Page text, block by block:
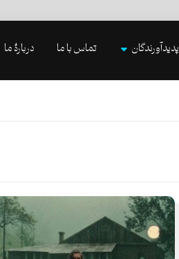
پدیدآورندگان تماس با ما دربارۀ ما